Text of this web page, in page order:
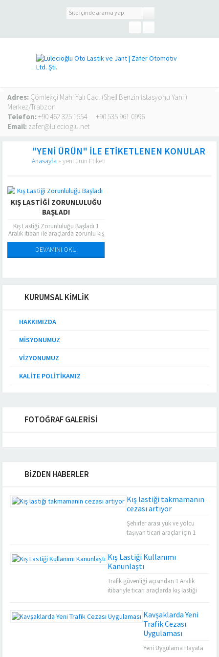
Adres: Çömlekçi Mah. Yalı Cad. (Shell Benzin İstasyonu Yanı )
Merkez/Trabzon
Telefon: +90 462 325 1554
+90 535 961 0996
Email: zafer@lulecioglu.net
"YENI ÜRÜN" ILE ETIKETLENEN KONULAR
Anasayfa » yeni ürün Etiketi
KIŞ LASTIĞI ZORUNLULUĞU
BAŞLADI
Kış Lastiği Zorunluluğu Başladı 1
Aralık itibarı ile araçlarda zorunlu kış
lastiği uygulaması ve denetlemeler
başladı. Uygulama 2012 yılında ilk...
DEVAMINI OKU
KURUMSAL KİMLİK
HAKKIMIZDA
MISYONUMUZ
VIZYONUMUZ
KALITE POLITIKAMIZ
FOTOĞRAF GALERİSİ
BİZDEN HABERLER
Kış lastiği takmamanın
cezası artıyor
Şehirler arası yük ve yolcu
taşıyan ticari araçlar için 1
uymayan işletmecilere
uygulanan 571 liralık ceza, 1
Ocak 2016 itibarıyla 602 lira
olacak. Ulaştırma, Denizcilik ve
2012’de yürürlüğe giren
“Araçların Yüklenmesine İlişkin
Ölçü ve Usuller ile Tartı ve
Boyut...
Kış Lastiği Kullanımı
Kanunlaştı
Trafik güvenliği açısından 1 Aralık
itibariyle ticari araçlarda kış lastiği
kullanıcılarının sorun yaşamaması için
yönetmelik ve sonrasında yayınlanan
genelgeyi dikkatle incelemelerinizi
öneriyoruz. Örneğin; yeni uygulama
Kavşaklarda Yeni
Trafik Cezası
Uygulaması
Yeni Uygulama Hayata